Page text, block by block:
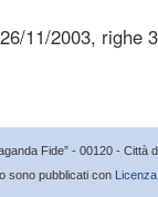
11/2003, righe
Fide” - 00120 - Città
sono pubblicati con